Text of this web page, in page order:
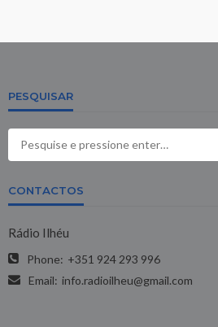
PESQUISAR
CONTACTOS
Rádio Ilhéu
Phone: +351 924 293 996
Email: info.radioilheu@gmail.com